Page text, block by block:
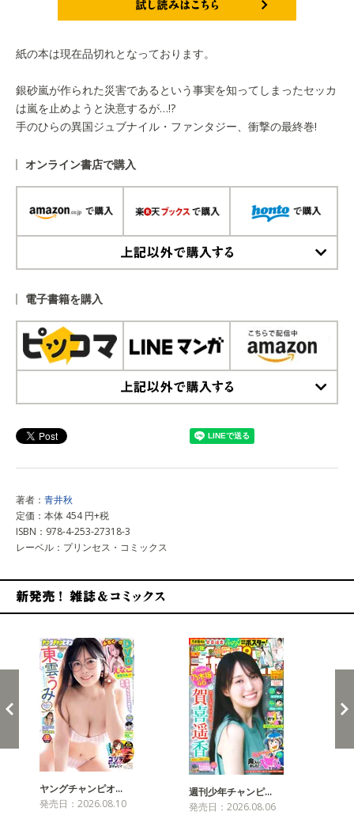
紙の本は現在品切れとなっております。
銀砂嵐が作られた災害であるという事実を知ってしまったセッカ
は嵐を止めようと決意するが…!?
手のひらの異国ジュブナイル・ファンタジー、衝撃の最終巻!
オンライン書店で購入
電子書籍を購入
著者： 青井秋
定価：本体 454 円+税
ISBN：978-4-253-27318-3
レーベル：プリンセス・コミックス
ヤングチャンピオ…
発売日：2026.08.10
週刊少年チャンピ…
発売日：2026.08.06